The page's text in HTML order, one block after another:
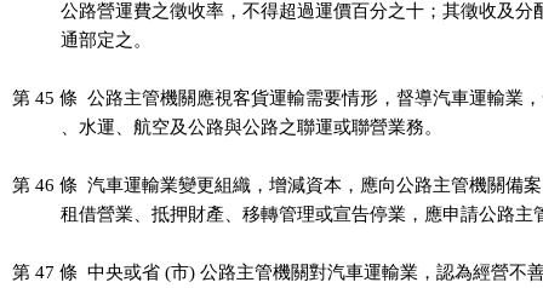
公路營運費之徵收率，不得超過運價百分之十；其徵收及
          通部定之。
第 45 條  公路主管機關應視客貨運輸需要情形，督導汽車運輸業
          、水運、航空及公路與公路之聯運或聯營業務。
第 46 條  汽車運輸業變更組織，增減資本，應向公路主管機關
租借營業、抵押財產、移轉管理或宣告停業，應申請公路
第 47 條  中央或省 (市) 公路主管機關對汽車運輸業，認為經營不